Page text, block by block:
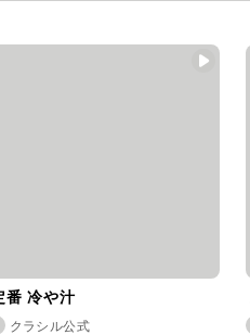
番 冷や汁
クラシル公式